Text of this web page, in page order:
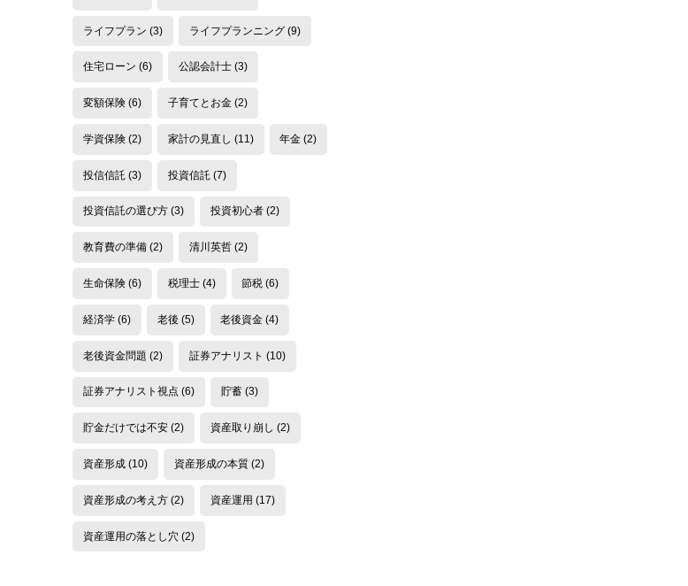
ライフプラン (3) ライフプランニング(9)
住宅ローン (6) 公認会計士(3)
変額保険(6) 子育てとお金(2)
学資保険(2) 家計の見直し (11) 年金 (2)
投信信託 (3) 投資信託 (7)
投資信託の選び方(3) 投資初心者(2)
教育費の準備(2) 清川英哲(2)
生命保険(6) 税理士(4) 節税 (6)
経済学(6) 老後 (5) 老後資金 (4)
老後資金問題 (2) 証券アナリスト (10)
証券アナリスト視点 (6) 貯蓄(3)
貯金だけでは不安(2) 資産取り崩し (2)
資産形成(10) 資産形成の本質(2)
資産形成の考え方(2) 資産運用 (17)
資産運用の落とし穴 (2)